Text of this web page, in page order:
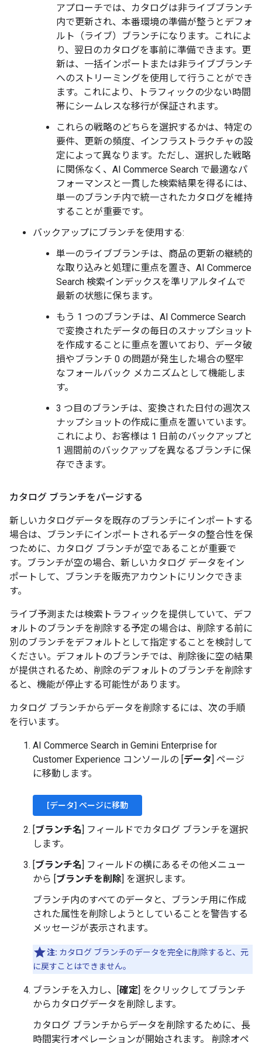
アプローチでは、カタログは非ライブブランチ
内で更新され、本番環境の準備が整うとデフォ
ルト（ライブ）ブランチになります。これによ
り、翌日のカタログを事前に準備できます。更
新は、一括インポートまたは非ライブブランチ
へのストリーミングを使用して行うことができ
ます。これにより、トラフィックの少ない時間
帯にシームレスな移行が保証されます。
これらの戦略のどちらを選択するかは、特定の
要件、更新の頻度、インフラストラクチャの設
定によって異なります。ただし、選択した戦略
に関係なく、AI Commerce Search で最適なパ
フォーマンスと一貫した検索結果を得るには、
単一のブランチ内で統一されたカタログを維持
することが重要です。
バックアップにブランチを使用する:
単一のライブブランチは、商品の更新の継続的
な取り込みと処理に重点を置き、AI Commerce
Search 検索インデックスを準リアルタイムで
最新の状態に保ちます。
もう 1 つのブランチは、AI Commerce Search
で変換されたデータの毎日のスナップショット
を作成することに重点を置いており、データ破
損やブランチ 0 の問題が発生した場合の堅牢
なフォールバック メカニズムとして機能しま
す。
3 つ目のブランチは、変換された日付の週次ス
ナップショットの作成に重点を置いています。
これにより、お客様は 1 日前のバックアップと
1 週間前のバックアップを異なるブランチに保
存できます。
カタログ ブランチをパージする
新しいカタログデータを既存のブランチにインポートする
場合は、ブランチにインポートされるデータの整合性を保
つために、カタログ ブランチが空であることが重要で
す。ブランチが空の場合、新しいカタログ データをイン
ポートして、ブランチを販売アカウントにリンクできま
す。
ライブ予測または検索トラフィックを提供していて、デフ
ォルトのブランチを削除する予定の場合は、削除する前に
別のブランチをデフォルトとして指定することを検討して
ください。デフォルトのブランチでは、削除後に空の結果
が提供されるため、削除のデフォルトのブランチを削除す
ると、機能が停止する可能性があります。
カタログ ブランチからデータを削除するには、次の手順
を行います。
AI Commerce Search in Gemini Enterprise for
Customer Experience コンソールの [データ] ページ
に移動します。
[データ] ページに移動
[ブランチ名] フィールドでカタログ ブランチを選択
します。
[ブランチ名] フィールドの横にあるその他メニュー
から [ブランチを削除] を選択します。
ブランチ内のすべてのデータと、ブランチ用に作成
された属性を削除しようとしていることを警告する
メッセージが表示されます。
注: カタログ ブランチのデータを完全に削除すると、元
に戻すことはできません。
ブランチを入力し、[確定] をクリックしてブランチ
からカタログデータを削除します。
カタログ ブランチからデータを削除するために、長
時間実行オペレーションが開始されます。 削除オペ